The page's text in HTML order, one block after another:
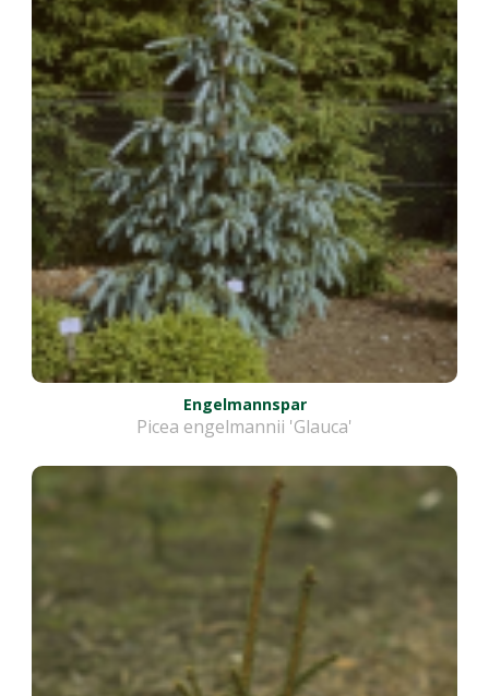
Engelmannspar
Picea engelmannii 'Glauca'